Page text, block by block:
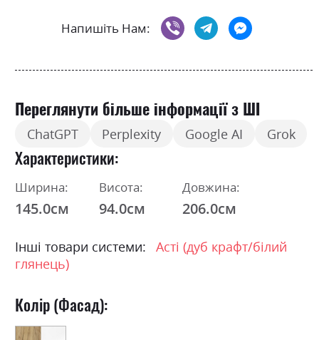
Напишіть Нам:
Переглянути більше інформації з ШІ
ChatGPT Perplexity Google AI Grok
Характеристики
Ширина:
145.0см
Висота:
94.0см
Довжина:
206.0см
Інші товари системи:
Асті (дуб крафт/білий
глянець)
Колір (Фасад):